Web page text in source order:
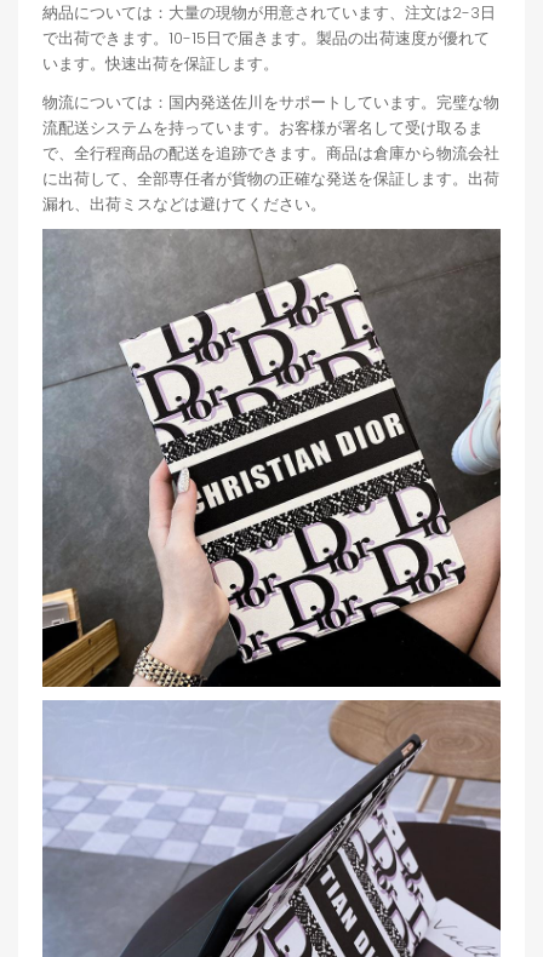
納品については：大量の現物が用意されています、注文は2-3日
で出荷できます。10-15日で届きます。製品の出荷速度が優れて
います。快速出荷を保証します。
物流については：国内発送佐川をサポートしています。完璧な物
流配送システムを持っています。お客様が署名して受け取るま
で、全行程商品の配送を追跡できます。商品は倉庫から物流会社
に出荷して、全部専任者が貨物の正確な発送を保証します。出荷
漏れ、出荷ミスなどは避けてください。